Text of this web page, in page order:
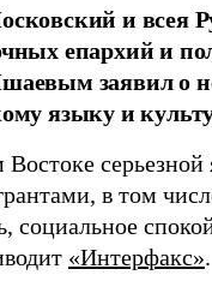
и всея
епархий и
заявил о
языку и
в том
социальное
«Интерфакс».